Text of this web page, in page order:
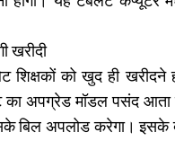
खरीदी
शिक्षकों को खुद ही
का अपग्रेड मॉडल पसंद
बिल अपलोड करेगा। इसके